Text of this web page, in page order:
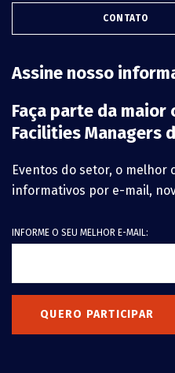
CONTATO
Assine nosso
Faça parte da maior
Facilities Managers
Eventos do setor, o melhor
informativos por e-mail,
INFORME O SEU MELHOR E-MAIL:
QUERO PARTICIPAR